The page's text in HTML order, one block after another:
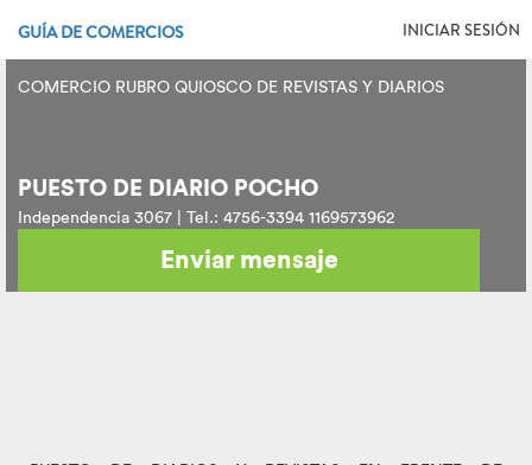
GUÍA DE COMERCIOS INICIAR SESIÓN
COMERCIO RUBRO QUIOSCO DE REVISTAS Y DIARIOS
PUESTO DE DIARIO POCHO
Independencia 3067 | Tel.: 4756-3394 1169573962
Enviar mensaje